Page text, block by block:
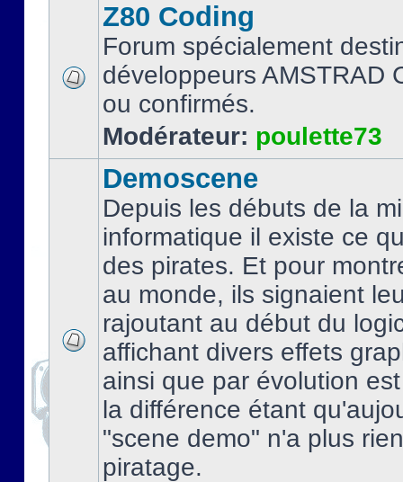
Z80 Coding
Forum spécialement
développeurs AMSTRAD
ou confirmés.
Modérateur: poulette73
Demoscene
Depuis les débuts de la
informatique il existe ce
des pirates. Et pour
au monde, ils signaient
rajoutant au début du
affichant divers effets
ainsi que par évolution
la différence étant
"scene demo" n'a plus
piratage.